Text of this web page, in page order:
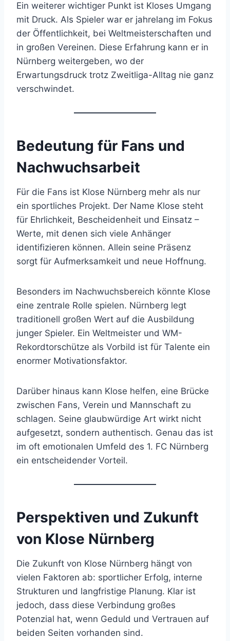
Ein weiterer wichtiger Punkt ist Kloses Umgang
mit Druck. Als Spieler war er jahrelang im Fokus
der Öffentlichkeit, bei Weltmeisterschaften und
in großen Vereinen. Diese Erfahrung kann er in
Nürnberg weitergeben, wo der
Erwartungsdruck trotz Zweitliga-Alltag nie ganz
verschwindet.
Bedeutung für Fans und
Nachwuchsarbeit
Für die Fans ist Klose Nürnberg mehr als nur
ein sportliches Projekt. Der Name Klose steht
für Ehrlichkeit, Bescheidenheit und Einsatz –
Werte, mit denen sich viele Anhänger
identifizieren können. Allein seine Präsenz
sorgt für Aufmerksamkeit und neue Hoffnung.
Besonders im Nachwuchsbereich könnte Klose
eine zentrale Rolle spielen. Nürnberg legt
traditionell großen Wert auf die Ausbildung
junger Spieler. Ein Weltmeister und WM-
Rekordtorschütze als Vorbild ist für Talente ein
enormer Motivationsfaktor.
Darüber hinaus kann Klose helfen, eine Brücke
zwischen Fans, Verein und Mannschaft zu
schlagen. Seine glaubwürdige Art wirkt nicht
aufgesetzt, sondern authentisch. Genau das ist
im oft emotionalen Umfeld des 1. FC Nürnberg
ein entscheidender Vorteil.
Perspektiven und Zukunft
von Klose Nürnberg
Die Zukunft von Klose Nürnberg hängt von
vielen Faktoren ab: sportlicher Erfolg, interne
Strukturen und langfristige Planung. Klar ist
jedoch, dass diese Verbindung großes
Potenzial hat, wenn Geduld und Vertrauen auf
beiden Seiten vorhanden sind.